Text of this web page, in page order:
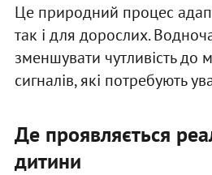
Це природний процес
так і для дорослих.
зменшувати чутливість до
сигналів, які потребують
Де проявляється
дитини